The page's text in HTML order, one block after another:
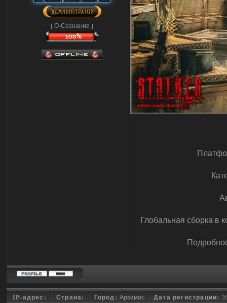
[ О-Сознание ]
Глобальная сборка в
IP-адрес: Страна: Город:Арзамас Дата регистрации: